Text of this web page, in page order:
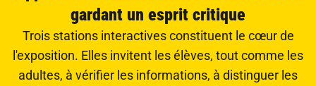
gardant un esprit critique
Trois stations interactives constituent le cœur de
l'exposition. Elles invitent les élèves, tout comme les
adultes, à vérifier les informations, à distinguer les